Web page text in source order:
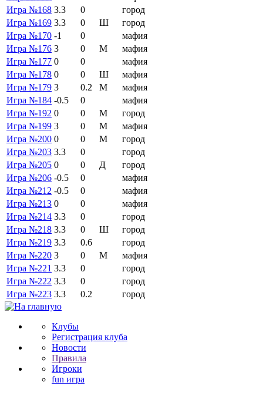
Игра №168 3.3 0
город
Игра №169 3.3 0 Ш
город
Игра №170 -1 0
мафия
Игра №176 3 0 М
мафия
Игра №177 0 0
мафия
Игра №178 0 0 Ш
мафия
Игра №179 3 0.2 М
мафия
Игра №184 -0.5 0
мафия
Игра №192 0 0 М
город
Игра №199 3 0 М
мафия
Игра №200 0 0 М
город
Игра №203 3.3 0
город
Игра №205 0 0 Д
город
Игра №206 -0.5 0
мафия
Игра №212 -0.5 0
мафия
Игра №213 0 0
мафия
Игра №214 3.3 0
город
Игра №218 3.3 0 Ш
город
Игра №219 3.3 0.6
город
Игра №220 3 0 М
мафия
Игра №221 3.3 0
город
Игра №222 3.3 0
город
Игра №223 3.3 0.2 город
Клубы
Регистрация клуба
Новости
Правила
Игроки
fun игра